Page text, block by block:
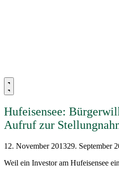
Hufeisensee:
Aufruf zur
12. November 201329. September
Weil ein Investor am Hufeisensee